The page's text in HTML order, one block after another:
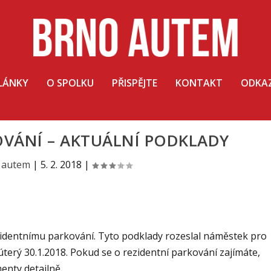
O SPOLKU PŘISPĚJTE KONTAKT
– AKTUÁLNÍ PODKLADY
| 5. 2. 2018 |
parkování. Tyto podklady rozeslal náměstek pro
30.1.2018. Pokud se o rezidentní parkování zajímáte,